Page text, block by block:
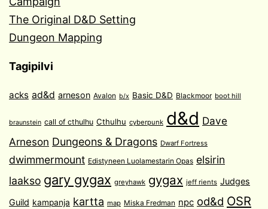
The Original D&D Setting
Dungeon Mapping
Tagipilvi
acks ad&d arneson Avalon b/x Basic D&D Blackmoor boot hill
braunstein call of cthulhu Cthulhu cyberpunk d&d Dave
Arneson Dungeons & Dragons Dwarf Fortress
dwimmermount Edistyneen Luolamestarin Opas elsirin
laakso gary gygax greyhawk gygax jeff rients Judges
Guild kampanja kartta map Miska Fredman npc od&d OSR